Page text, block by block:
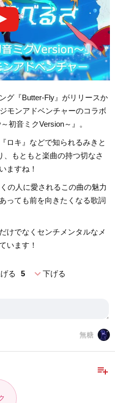
グ『Butter-Fly』がリリースか
モンアドベンチャーのコラボ
初音ミクVersion～』。
ロキ』などで知られるみきと
もともと楽曲の持つ切なさ
ますね！
の人に愛されるこの曲の魅力
っても前を向きたくなる歌詞
けでなくセンチメンタルなメ
います！
る 5 expand_more下げる
無糖
playlist_add